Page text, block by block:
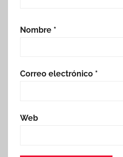
Nombre *
Correo electrónico *
Web